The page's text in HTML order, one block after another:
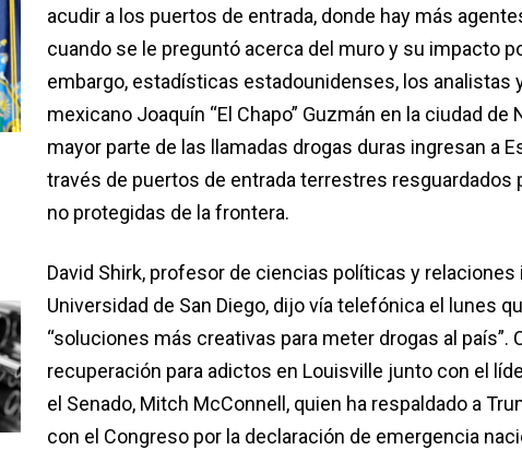
acudir a los puertos de entrada, donde hay más
cuando se le preguntó acerca del muro y su impacto
embargo, estadísticas estadounidenses, los analistas
mexicano Joaquín “El Chapo” Guzmán en la ciudad de
mayor parte de las llamadas drogas duras ingresan a
través de puertos de entrada terrestres resguardados
no protegidas de la frontera.
David Shirk, profesor de ciencias políticas y
Universidad de San Diego, dijo vía telefónica el lunes
“soluciones más creativas para meter drogas al país”.
recuperación para adictos en Louisville junto con el
el Senado, Mitch McConnell, quien ha respaldado a
con el Congreso por la declaración de emergencia